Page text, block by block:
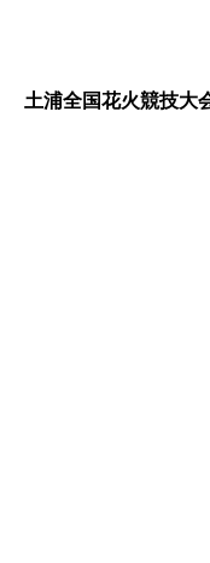
土浦全国花火競技大